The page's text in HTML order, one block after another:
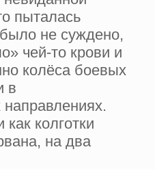
пыталась
не суждено,
чей-то крови и
колёса боевых
в
колготки
на два